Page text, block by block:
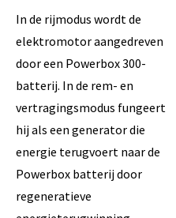
In de rijmodus wordt de
elektromotor aangedreven
door een Powerbox 300-
batterij. In de rem- en
vertragingsmodus fungeert
hij als een generator die
energie terugvoert naar de
Powerbox batterij door
regeneratieve